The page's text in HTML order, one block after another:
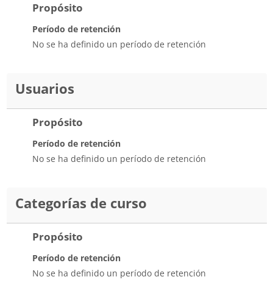
Propósito
Período de retención
No se ha definido un período de retención
Usuarios
Propósito
Período de retención
No se ha definido un período de retención
Categorías de curso
Propósito
Período de retención
No se ha definido un período de retención